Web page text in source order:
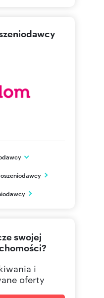
swojej
i
oferty